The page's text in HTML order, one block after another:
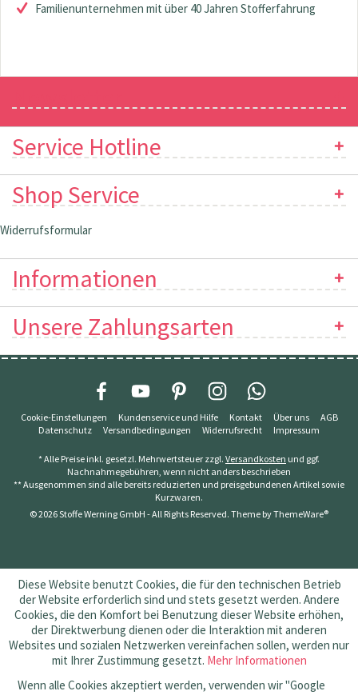
Familienunternehmen mit über 40 Jahren Stofferfahrung
Service Hotline
Shop Service
Widerrufsformular
Informationen
Unsere Zahlungsarten
Cookie-Einstellungen Kundenservice und Hilfe Kontakt Über uns
AGB
Datenschutz
Versandbedingungen Widerrufsrecht Impressum
* Alle Preise inkl. gesetzl. Mehrwertsteuer zzgl. Versandkosten und ggf.
Nachnahmegebühren, wenn nicht anders beschrieben
** Ausgenommen sind alle bereits reduzierten und preisgebundenen Artikel sowie
Kurzwaren.
© 2026 Stoffe Werning GmbH - All Rights Reserved. Theme byThemeWare®
Diese Website benutzt Cookies, die für den technischen Betrieb
der Website erforderlich sind und stets gesetzt werden. Andere
Cookies, die den Komfort bei Benutzung dieser Website erhöhen,
der Direktwerbung dienen oder die Interaktion mit anderen
Websites und sozialen Netzwerken vereinfachen sollen, werden nur
mit Ihrer Zustimmung gesetzt. Mehr Informationen
Wenn alle Cookies akzeptiert werden, verwenden wir "Google